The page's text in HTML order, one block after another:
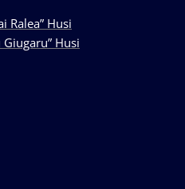
Ralea” Husi
Husi